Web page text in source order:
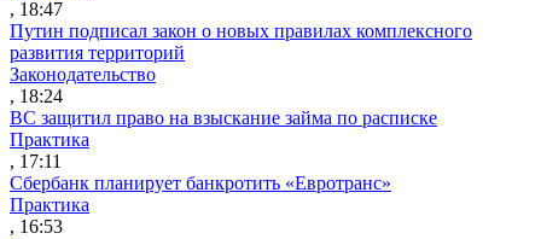
, 18:47
Путин подписал закон о новых правилах комплексного
развития территорий
Законодательство
, 18:24
ВС защитил право на взыскание займа по расписке
Практика
, 17:11
Сбербанк планирует банкротить «Евротранс»
Практика
, 16:53